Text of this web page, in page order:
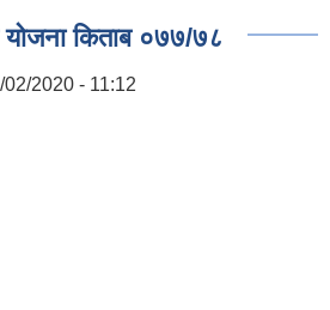
योजना किताब ०७७/७८
02/2020 - 11:12